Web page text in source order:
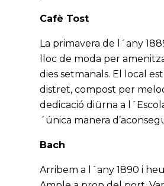
Cafè Tost
La primavera de l´any
lloc de moda per
dies setmanals. El local
distret, compost per
dedicació diürna a
´única manera
Bach
Arribem a l´any 1890 i